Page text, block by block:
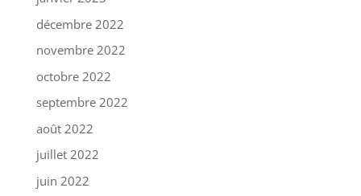
décembre 2022
novembre 2022
octobre 2022
septembre 2022
août 2022
juillet 2022
juin 2022